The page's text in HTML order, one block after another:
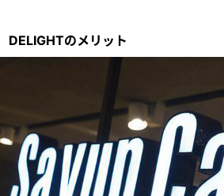
DELIGHTのメリット